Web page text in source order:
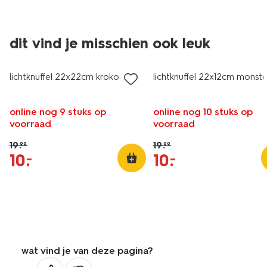
dit vind je misschien ook leuk
korting
lichtknuffel 22x22cm krokodil
online nog 9 stuks op
voorraad
19.99
10.
–
korting
lichtknuffel 22x12cm
online nog 10 stuks op
voorraad
19.99
10.
–
wat vind je van deze pagina?